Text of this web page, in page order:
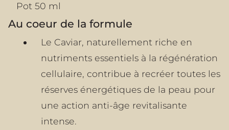
Pot 50 ml
Au coeur de la formule
Le Caviar, naturellement riche en
nutriments essentiels à la régénération
cellulaire, contribue à recréer toutes les
réserves énergétiques de la peau pour
une action anti-âge revitalisante
intense.